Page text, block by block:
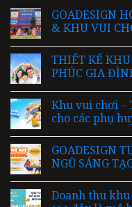
GOADESIGN
& KHU VUI
THIẾT KẾ
PHÚC GIA
Khu vui chơi –
cho các phụ
GOADESIGN
NGŨ SÁNG
Doanh thu